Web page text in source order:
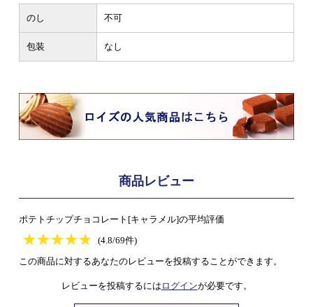
のし 不可
包装 なし
商品レビュー
ポテトチップチョコレート[キャラメル]の平均評価
★★★★★
★★★★★
(4.8/69件)
この商品に対するあなたのレビューを投稿することができます。
レビューを投稿するには ログインが必要です。